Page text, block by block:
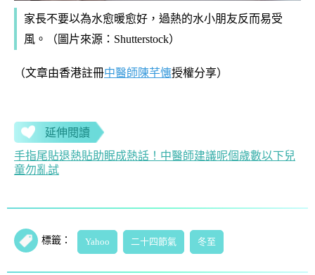
家長不要以為水愈暖愈好，過熱的水小朋友反而易受
風。（圖片來源：Shutterstock）
（文章由香港註冊中醫師陳芊憓授權分享）
延伸閱讀
手指尾貼退熱貼助眠成熱話！中醫師建議呢個歲數以下兒
童勿亂試
標籤： Yahoo 二十四節氣 冬至